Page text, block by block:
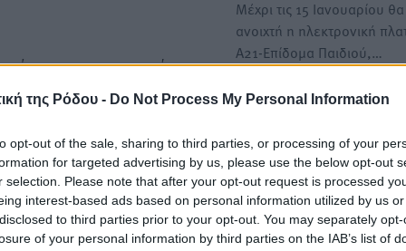
της Ρόδου - Do Not Process My Personal Information
opt-out of the sale, sharing to third parties, or processing of your
for targeted advertising by us, please use the below opt-out
selection. Please note that after your opt-out request is processed
interest-based ads based on personal information utilized by us
to third parties prior to your opt-out. You may separately
of your personal information by third parties on the IAB’s list of
μετεγγραφές
ελεύθερους
Μέχρι τις 15 Ιανουαρίου θα
ανοιχτή η ηλεκτρονική
Α21-Επίδομα Παιδιού,…
Ζαχαράκη: Μόνιμες
Εγγυημένο και επίδομα
Πότε ξεκινά το «Σπίτι 2»
Στα μέτρα που
στη ΔΕΘ ο Κυριάκος
και αφορούν…